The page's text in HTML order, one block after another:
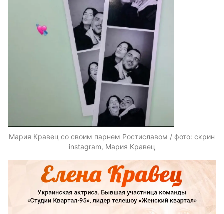
Мария Кравец со своим парнем Ростиславом / фото: скрин
instagram, Мария Кравец